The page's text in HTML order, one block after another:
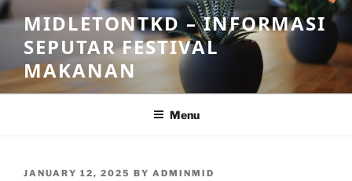
Skip
to
content
MIDLETONTKD – INFORMASI
SEPUTAR FESTIVAL
MAKANAN
Menu
POSTED
JANUARY 12, 2025 BY ADMINMID